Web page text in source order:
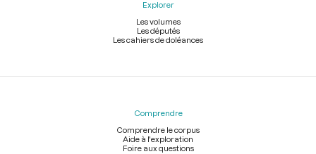
Explorer
Les volumes
Les députés
Les cahiers de doléances
Comprendre
Comprendre le corpus
Aide à l'exploration
Foire aux questions